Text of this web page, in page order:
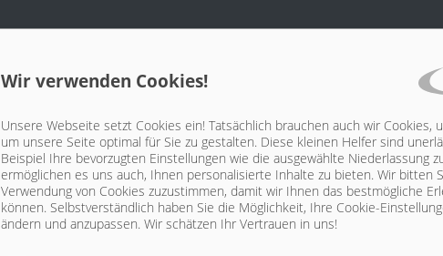
Wir verwenden Cookies!
Unsere Webseite setzt Cookies ein! Tatsächlich brauchen auch wir Cookies,
um unsere Seite optimal für Sie zu gestalten. Diese kleinen Helfer sind
Beispiel Ihre bevorzugten Einstellungen wie die ausgewählte Niederlassung
ermöglichen es uns auch, Ihnen personalisierte Inhalte zu bieten. Wir bitten
Verwendung von Cookies zuzustimmen, damit wir Ihnen das bestmögliche
können. Selbstverständlich haben Sie die Möglichkeit, Ihre Cookie-
ändern und anzupassen. Wir schätzen Ihr Vertrauen in uns!